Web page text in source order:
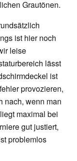
Grautönen.
ist hier noch
leise
lässt
ist
provozieren,
nach, wenn man
maximal bei
gut justiert,
problemlos